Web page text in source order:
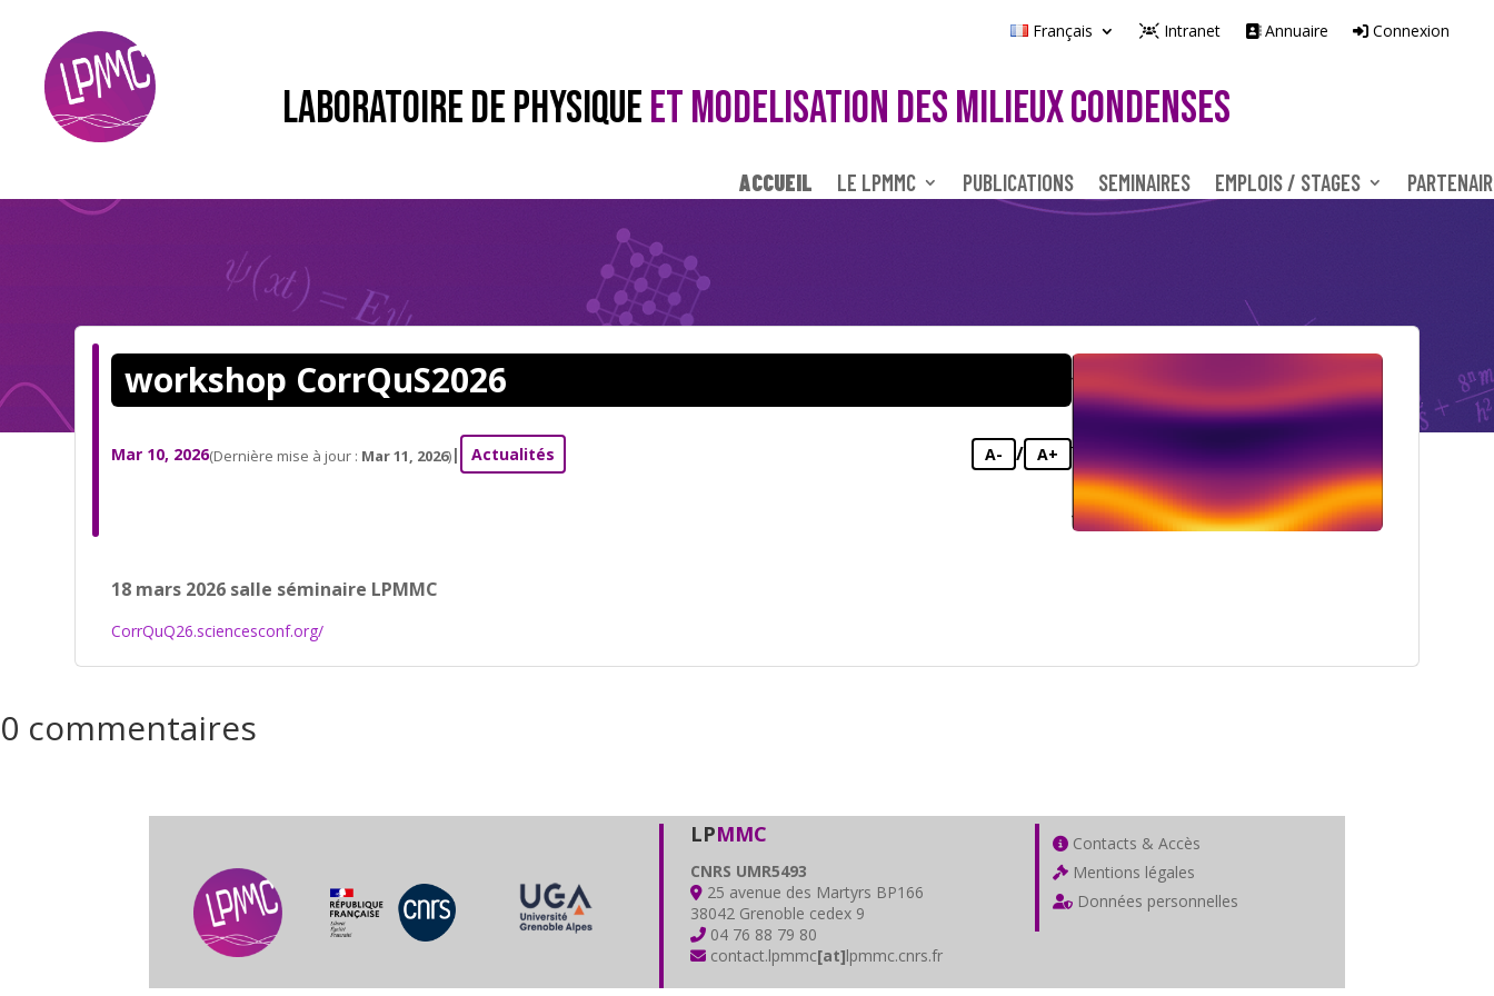
Français Intranet Annuaire Connexion
LABORATOIRE DE PHYSIQUEET MODELISATION DES MILIEUX CONDENSES
ACCUEIL LE LPMMC PUBLICATIONS SEMINAIRES EMPLOIS / STAGES
workshop CorrQuS2026
Mar 10, 2026(Dernière mise à jour : Mar 11, 2026)| Actualités A- / A+
18 mars 2026 salle séminaire LPMMC
CorrQuQ26.sciencesconf.org/
0 commentaires
LPMMC
CNRS UMR5493
25 avenue des Martyrs BP166
38042 Grenoble cedex 9
04 76 88 79 80
contact.lpmmc[at]lpmmc.cnrs.fr
Contacts & Accès
Mentions légales
Données personnelles